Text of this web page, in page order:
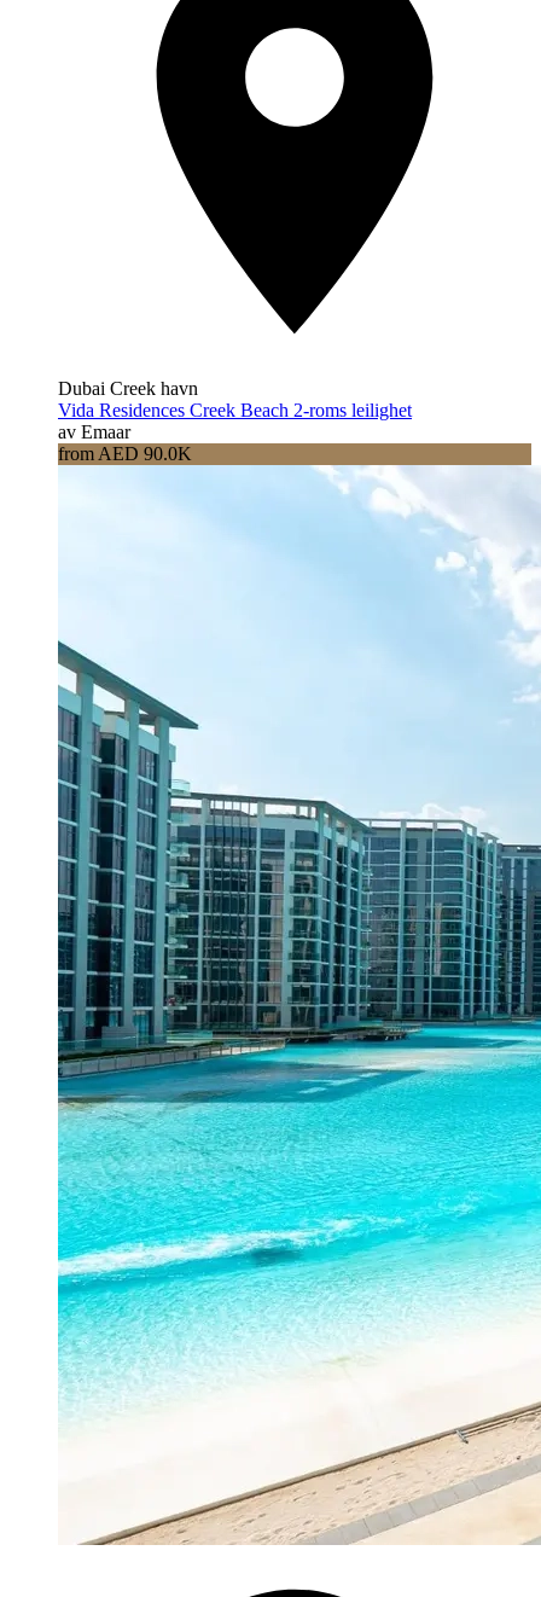
Dubai Creek havn
Vida Residences Creek Beach 2-roms leilighet
av Emaar
from AED 90.0K